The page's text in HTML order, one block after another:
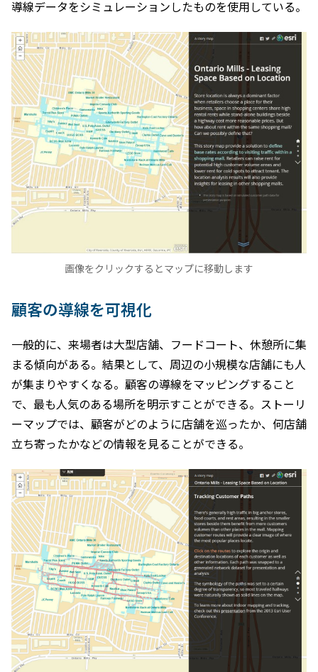
導線データをシミュレーションしたものを使用している。
画像をクリックするとマップに移動します
顧客の導線を可視化
一般的に、来場者は大型店舗、フードコート、休憩所に集
まる傾向がある。結果として、周辺の小規模な店舗にも人
が集まりやすくなる。顧客の導線をマッピングすること
で、最も人気のある場所を明示すことができる。ストーリ
ーマップでは、顧客がどのように店舗を巡ったか、何店舗
立ち寄ったかなどの情報を見ることができる。